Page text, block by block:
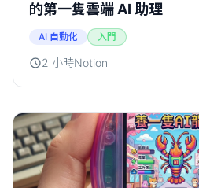
的第一隻雲端 AI 助理
AI 自動化 入門
2 小時Notion